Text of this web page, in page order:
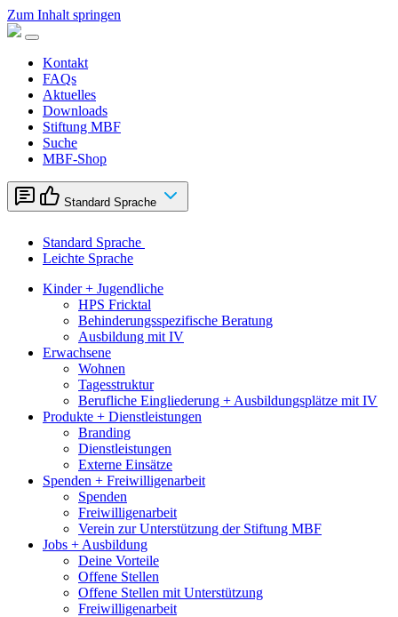
Zum Inhalt springen
Kontakt
FAQs
Aktuelles
Downloads
Stiftung MBF
Suche
MBF-Shop
Standard Sprache
Standard Sprache
Leichte Sprache
Kinder + Jugendliche
HPS Fricktal
Behinderungsspezifische Beratung
Ausbildung mit IV
Erwachsene
Wohnen
Tagesstruktur
Berufliche Eingliederung + Ausbildungsplätze mit IV
Produkte + Dienstleistungen
Branding
Dienstleistungen
Externe Einsätze
Spenden + Freiwilligenarbeit
Spenden
Freiwilligenarbeit
Verein zur Unterstützung der Stiftung MBF
Jobs + Ausbildung
Deine Vorteile
Offene Stellen
Offene Stellen mit Unterstützung
Freiwilligenarbeit